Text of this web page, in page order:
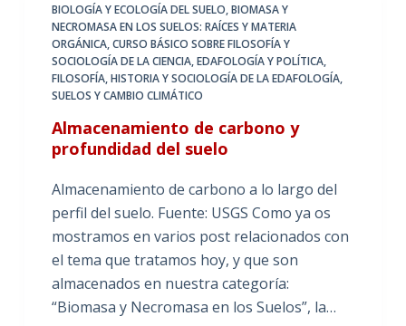
BIOLOGÍA Y ECOLOGÍA DEL SUELO,BIOMASA Y
NECROMASA EN LOS SUELOS: RAÍCES Y MATERIA
ORGÁNICA,CURSO BÁSICO SOBRE FILOSOFÍA Y
SOCIOLOGÍA DE LA CIENCIA,EDAFOLOGÍA Y POLÍTICA,
FILOSOFÍA, HISTORIA Y SOCIOLOGÍA DE LA EDAFOLOGÍA,
SUELOS Y CAMBIO CLIMÁTICO
Almacenamiento de carbono y
profundidad del suelo
Almacenamiento de carbono a lo largo del
perfil del suelo. Fuente: USGS Como ya os
mostramos en varios post relacionados con
el tema que tratamos hoy, y que son
almacenados en nuestra categoría:
“Biomasa y Necromasa en los Suelos”, la…